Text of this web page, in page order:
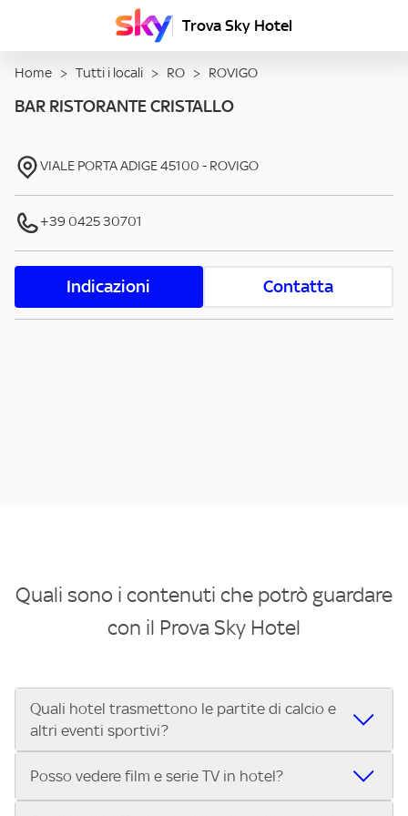
Trova Sky Hotel
Home > Tutti i locali > RO > ROVIGO
BAR RISTORANTE CRISTALLO
VIALE PORTA ADIGE45100 - ROVIGO
+39 0425 30701
Indicazioni Contatta
Quali sono i contenuti che potrò guardare
con il Prova Sky Hotel
Quali hotel trasmettono le partite di calcio e
altri eventi sportivi?
Se cerchi un hotel dove poter vedere le partite di Serie A,
Posso vedere film e serie TV in hotel?